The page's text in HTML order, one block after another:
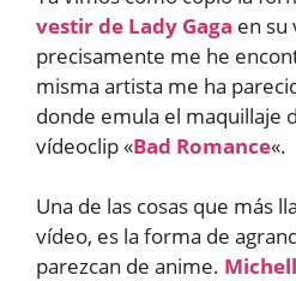
vestir de Lady Gaga en su
precisamente me he
misma artista me ha
donde emula el maquillaje
vídeoclip «Bad Romance«.
Una de las cosas que más
vídeo, es la forma de
parezcan de anime.